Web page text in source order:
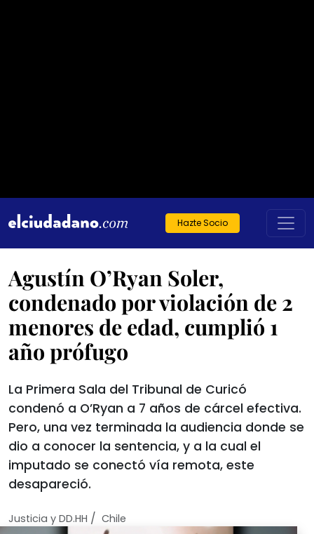
Hazte Socio
Agustín O’Ryan Soler,
condenado por violación de 2
menores de edad, cumplió 1
año prófugo
La Primera Sala del Tribunal de Curicó
condenó a O’Ryan a 7 años de cárcel efectiva.
Pero, una vez terminada la audiencia donde se
dio a conocer la sentencia, y a la cual el
imputado se conectó vía remota, este
desapareció.
Justicia y DD.HH / Chile